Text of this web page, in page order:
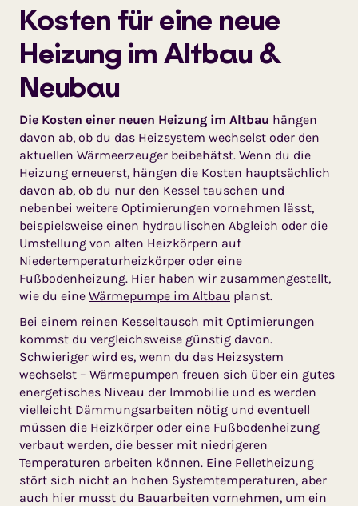
Kosten für eine neue
Heizung im Altbau &
Neubau
Die Kosten einer neuen Heizung im Altbau hängen
davon ab, ob du das Heizsystem wechselst oder den
aktuellen Wärmeerzeuger beibehätst. Wenn du die
Heizung erneuerst, hängen die Kosten hauptsächlich
davon ab, ob du nur den Kessel tauschen und
nebenbei weitere Optimierungen vornehmen lässt,
beispielsweise einen hydraulischen Abgleich oder die
Umstellung von alten Heizkörpern auf
Niedertemperaturheizkörper oder eine
Fußbodenheizung. Hier haben wir zusammengestellt,
wie du eine Wärmepumpe im Altbau planst.
Bei einem reinen Kesseltausch mit Optimierungen
kommst du vergleichsweise günstig davon.
Schwieriger wird es, wenn du das Heizsystem
wechselst – Wärmepumpen freuen sich über ein gutes
energetisches Niveau der Immobilie und es werden
vielleicht Dämmungsarbeiten nötig und eventuell
müssen die Heizkörper oder eine Fußbodenheizung
verbaut werden, die besser mit niedrigeren
Temperaturen arbeiten können. Eine Pelletheizung
stört sich nicht an hohen Systemtemperaturen, aber
auch hier musst du Bauarbeiten vornehmen, um ein